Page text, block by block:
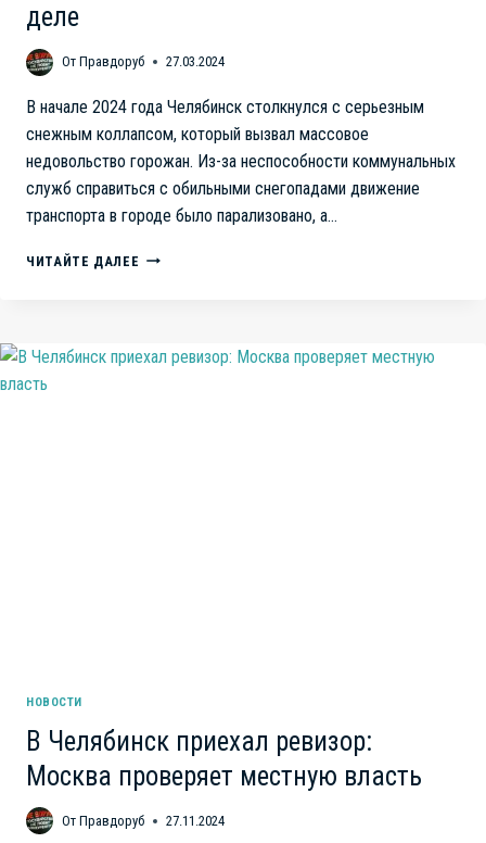
деле
От Правдоруб 27.03.2024
В начале 2024 года Челябинск столкнулся с серьезным
снежным коллапсом, который вызвал массовое
недовольство горожан. Из-за неспособности коммунальных
служб справиться с обильными снегопадами движение
транспорта в городе было парализовано, а…
ЧИТАЙТЕ ДАЛЕЕ ОТЧЕТ
СООТВЕТСТВУЕТ
НОВОСТИ
В Челябинск приехал ревизор:
Москва проверяет местную власть
От Правдоруб 27.11.2024